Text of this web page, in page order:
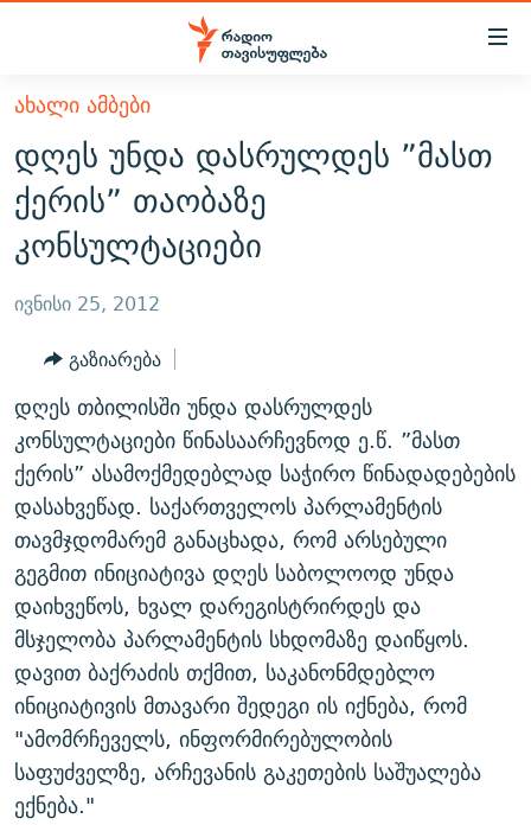
Accessibility
მთავარ
შინაარსზე
დაბრუნება
მთავარ
ნავიგაციაზე
დაბრუნება
ძიებაზე
ᲐᲮᲐᲚᲘ ᲐᲛᲑᲔᲑᲘ
ᲗᲔᲛᲔᲑᲘ
ᲞᲝᲚᲘᲢᲘᲙᲐ
ᲔᲙᲝᲜᲝᲛᲘᲙᲐ
ᲡᲐᲖᲝᲒᲐᲓᲝᲔᲑᲐ
ᲕᲘᲓᲔᲝ
ᲑᲚᲝᲒᲔᲑᲘ
ᲞᲝᲓᲙᲐᲡᲢᲔᲑᲘ
60 ᲓᲔᲪᲘᲑᲔᲚᲘ
ᲒᲐᲜᲙᲘᲗᲮᲕᲘᲡ ᲓᲦᲔ
ᲓᲘᲚᲘᲡ ᲡᲐᲣᲑᲠᲔᲑᲘ
ᲛᲝᲚᲐᲞᲐᲠᲐᲙᲔ ᲢᲔᲥᲡᲢᲔᲑᲘ
ᲨᲘᲜ - ᲣᲪᲮᲝᲔᲗᲨᲘ
ᲚᲘᲢᲔᲠᲐᲢᲣᲠᲣᲚᲘ ᲬᲐᲮᲜᲐᲒᲔᲑᲘ
ᲐᲛᲔᲠᲘᲙᲣᲚᲘ ᲛᲝᲗᲮᲠᲝᲑᲐ
ᲘᲛᲞᲔᲠᲘᲐ ᲓᲐ ᲠᲐᲓᲘᲝ
ᲤᲔᲜᲝᲕᲐᲜᲘ - 2.10
ᲗᲥᲕᲔᲜᲘ ᲞᲣᲑᲚᲘᲙᲐᲪᲘᲔᲑᲘ
ᲞᲠᲝᲔᲥᲢᲔᲑᲘ
ᲣᲙᲠᲐᲘᲜᲐᲨᲘ ᲓᲐᲦᲣᲞᲣᲚᲘ ᲥᲐᲠᲗᲕᲔᲚᲘ ᲛᲔᲑᲠᲫᲝᲚᲔᲑᲘ - 2022
ᲓᲐᲛᲝᲣᲙᲘᲓᲔᲑᲚᲝᲑᲘᲡ 100 ᲬᲔᲚᲘ
ᲩᲔᲛᲘ ᲡᲘᲙᲕᲓᲘᲚᲘᲡ ᲛᲘᲖᲔᲖᲘᲐ COVID-19
11 ᲬᲔᲚᲘ - 11 ᲐᲛᲑᲐᲕᲘ
ᲡᲐᲞᲐᲠᲚᲐᲛᲔᲜᲢᲝ ᲐᲠᲩᲔᲕᲜᲔᲑᲘᲡ ᲘᲡᲢᲝᲠᲘᲐ
ᲑᲐᲕᲨᲕᲔᲑᲘ ᲞᲠᲝᲡᲢᲘᲢᲣᲪᲘᲐᲨᲘ - ᲐᲛᲝᲣᲗᲥᲛᲔᲚᲘ ᲐᲛᲑᲐᲕᲘ
5 ᲐᲛᲑᲐᲕᲘ - 20 ᲘᲕᲜᲘᲡᲡ ᲓᲐᲨᲐᲕᲔᲑᲣᲚᲔᲑᲘ
ᲐᲒᲕᲘᲡᲢᲝᲡ ᲝᲛᲘ
ПРИВЕТ ᲙᲣᲚᲢᲣᲠᲐ
ЭХО КАВКАЗА
ᲒᲐᲛᲝᲘᲬᲔᲠᲔ
რთე/რთ-ის ყველა საიტი
ᲐᲮᲐᲚᲘ ᲐᲛᲑᲔᲑᲘ
დღეს უნდა დასრულდეს ”მასთ
ქერის” თაობაზე
კონსულტაციები
ივნისი 25, 2012
გაზიარება
დღეს თბილისში უნდა დასრულდეს
კონსულტაციები წინასაარჩევნოდ ე.წ. ”მასთ
ქერის” ასამოქმედებლად საჭირო წინადადებების
დასახვეწად. საქართველოს პარლამენტის
თავმჯდომარემ განაცხადა, რომ არსებული
გეგმით ინიციატივა დღეს საბოლოოდ უნდა
დაიხვეწოს, ხვალ დარეგისტრირდეს და
მსჯელობა პარლამენტის სხდომაზე დაიწყოს.
დავით ბაქრაძის თქმით, საკანონმდებლო
ინიციატივის მთავარი შედეგი ის იქნება, რომ
"ამომრჩეველს, ინფორმირებულობის
საფუძველზე, არჩევანის გაკეთების საშუალება
ექნება."